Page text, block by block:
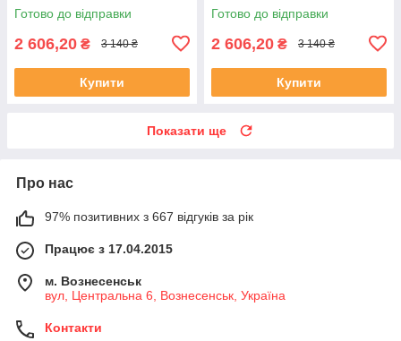
Готово до відправки
2 606,20 ₴ 3 140 ₴
Купити
Готово до відправки
2 606,20 ₴ 3 140 ₴
Купити
Показати ще
Про нас
97% позитивних з 667 відгуків за рік
Працює з 17.04.2015
м. Вознесенськ
вул, Центральна 6, Вознесенськ, Україна
Контакти